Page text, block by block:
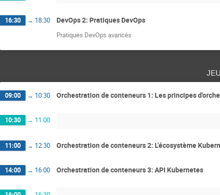
16:30 → 18:30 DevOps 2: Pratiques DevOps
Pratiques DevOps avancés
09:00 → 10:30 Orchestration de conteneurs 1: Les principes
10:30 → 11:00
11:00 → 12:30 Orchestration de conteneurs 2: L'écosystème
14:00 → 16:00 Orchestration de conteneurs 3: API Kubernetes